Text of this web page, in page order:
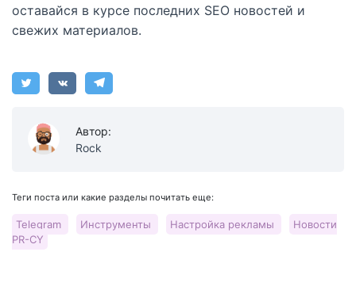
оставайся в курсе последних SEO новостей и
свежих материалов.
Автор:
Rock
Теги поста или какие разделы почитать еще:
Telegram Инструменты Настройка рекламы
Новости
PR-CY